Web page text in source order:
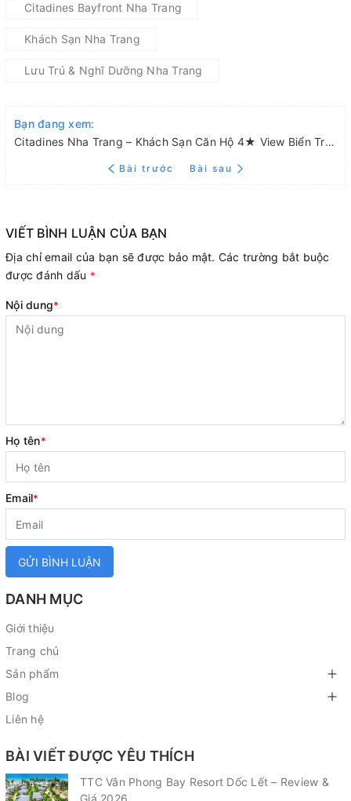
Citadines Bayfront Nha Trang
Khách Sạn Nha Trang
Lưu Trú & Nghĩ Dưỡng Nha Trang
Bạn đang xem:
Citadines Nha Trang – Khách Sạn Căn Hộ 4★ View Biển Trần Phú
Bài trước Bài sau
VIẾT BÌNH LUẬN CỦA BẠN
Địa chỉ email của bạn sẽ được bảo mật. Các trường bắt buộc
được đánh dấu *
Nội dung*
Họ tên*
Email*
GỬI BÌNH LUẬN
DANH MỤC
Giới thiệu
Trang chủ
Sản phẩm
Blog
Liên hệ
BÀI VIẾT ĐƯỢC YÊU THÍCH
TTC Vân Phong Bay Resort Dốc Lết – Review &
Giá 2026